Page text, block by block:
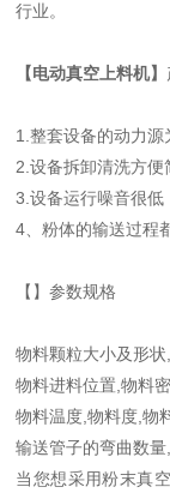
行业。
【电动真空上料机】
1.整套设备的动力源
2.设备拆卸清洗方便
3.设备运行噪音很低
4、粉体的输送过程
【】参数规格
物料颗粒大小及形
物料进料位置,物料
物料温度,物料度,物
输送管子的弯曲数
当您想采用粉末真